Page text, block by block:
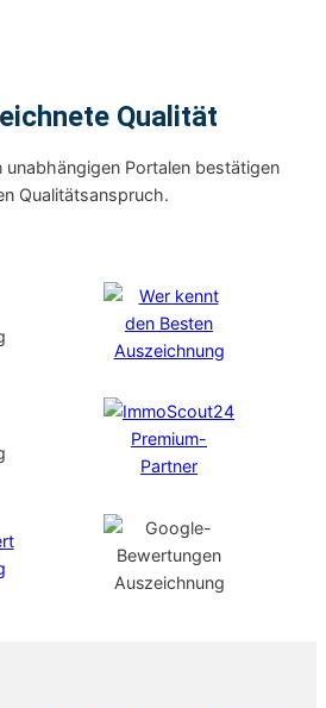
Qualität
Portalen bestätigen
Qualitätsanspruch.